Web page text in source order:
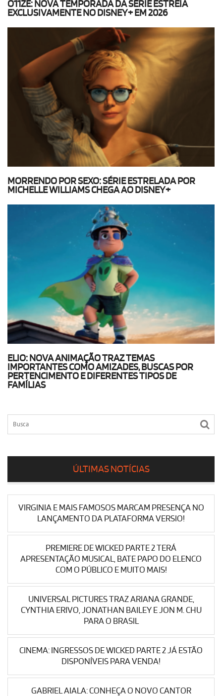
O11ZE: NOVA TEMPORADA DA SÉRIE ESTREIA
EXCLUSIVAMENTE NO DISNEY+ EM 2026
MORRENDO POR SEXO: SÉRIE ESTRELADA POR
MICHELLE WILLIAMS CHEGA AO DISNEY+
ELIO: NOVA ANIMAÇÃO TRAZ TEMAS
IMPORTANTES COMO AMIZADES, BUSCAS POR
PERTENCIMENTO E DIFERENTES TIPOS DE
FAMÍLIAS
ÚLTIMAS NOTÍCIAS
VIRGINIA E MAIS FAMOSOS MARCAM PRESENÇA NO
LANÇAMENTO DA PLATAFORMA VERSIO!
PREMIERE DE WICKED PARTE 2 TERÁ
APRESENTAÇÃO MUSICAL, BATE PAPO DO ELENCO
COM O PÚBLICO E MUITO MAIS!
UNIVERSAL PICTURES TRAZ ARIANA GRANDE,
CYNTHIA ERIVO, JONATHAN BAILEY E JON M. CHU
PARA O BRASIL
CINEMA: INGRESSOS DE WICKED PARTE 2 JÁ ESTÃO
DISPONÍVEIS PARA VENDA!
GABRIEL AIALA: CONHEÇA O NOVO CANTOR